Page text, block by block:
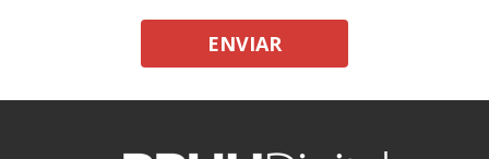
ENVIAR